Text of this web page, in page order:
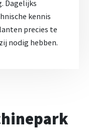
Dagelijks
kennis
precies te
nodig hebben.